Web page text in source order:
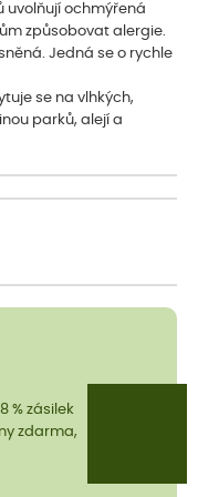
uvolňují ochmýřená
způsobovat alergie.
Jedná se o rychle
se na vlhkých,
parků, alejí a
% zásilek
zdarma,